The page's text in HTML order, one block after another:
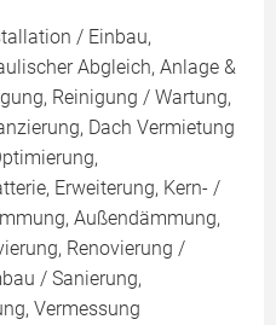
/ Einbau,
Abgleich, Anlage &
Reinigung / Wartung,
Dach Vermietung
Erweiterung, Kern- /
Außendämmung,
Renovierung /
/ Sanierung,
Vermessung